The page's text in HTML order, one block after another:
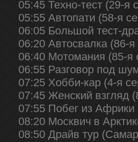
05:45 Техно-тест (29-я
05:55 Автопати (58-я
06:05 Большой тест-
06:20 Автосвалка (86-
06:40 Мотомания (85-я
06:55 Разговор под
07:25 Хобби-кар (4-я
07:45 Женский взгляд
07:55 Побег из Африки
08:20 Москвич в
08:50 Драйв тур